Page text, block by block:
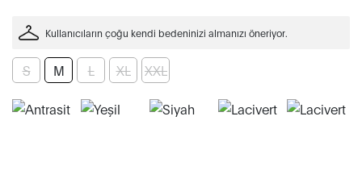
Kullanıcıların çoğu kendi bedeninizi almanızı öneriyor.
S M L XL XXL